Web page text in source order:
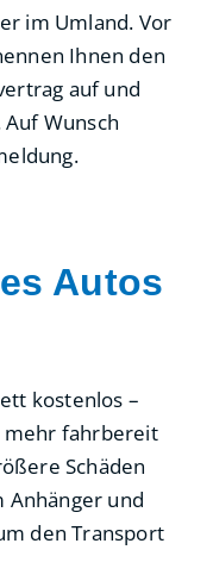
im Umland. Vor
Ihnen den
auf und
Wunsch
Autos
kostenlos –
mehr fahrbereit
Schäden
Anhänger und
den Transport